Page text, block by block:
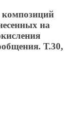
композиций
на
Т.30,